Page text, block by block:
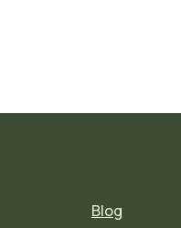
Blog